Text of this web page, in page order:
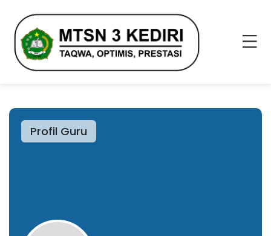
Profil Guru